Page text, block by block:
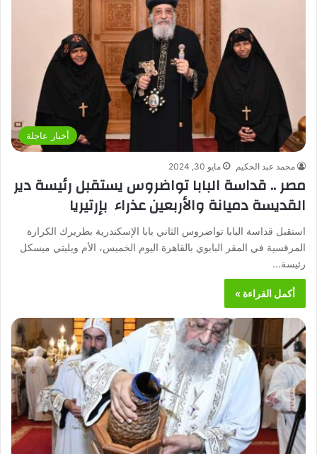
أخبار عاجلة
محمد عبد الحكيم مايو 30, 2024
مصر .. قداسة البابا تواضروس يستقبل رئيسة دير
القديسة دميانة والأربعين عذراء بإرتيريا
استقبل قداسة البابا تواضروس الثاني بابا الإسكندرية بطريرك الكرازة
المرقسية في المقر البابوي بالقاهرة اليوم الخميس، الأم ويليتي ميسكل
رئيسة…
أكمل القراءة »